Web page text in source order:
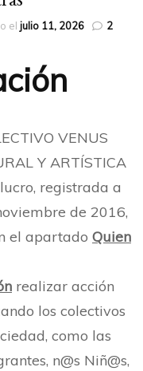
el julio 11, 2026
2
VENUS
Y ARTÍSTICA
registrada a
de 2016,
el apartado Quien
realizar acción
los colectivos
como las
n@s Niñ@s,